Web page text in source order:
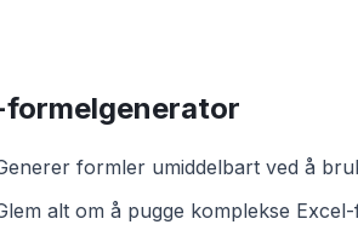
formler umiddelbart ved å
alt om å pugge komplekse